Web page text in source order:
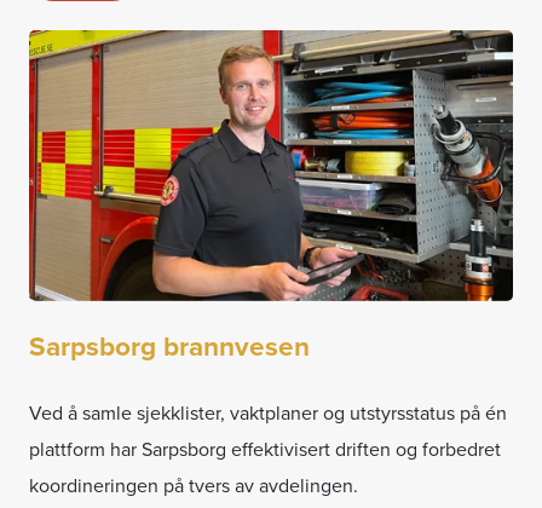
Sarpsborg brannvesen
Ved å samle sjekklister, vaktplaner og utstyrsstatus på én
plattform har Sarpsborg effektivisert driften og forbedret
koordineringen på tvers av avdelingen.